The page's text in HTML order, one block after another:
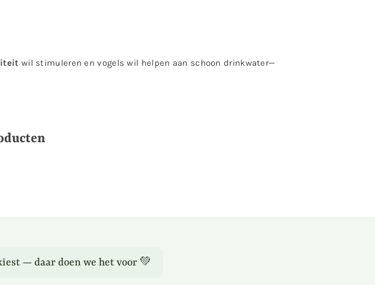
wil stimuleren en vogels wil helpen aan schoon drinkwater—
— daar doen we het voor 💚